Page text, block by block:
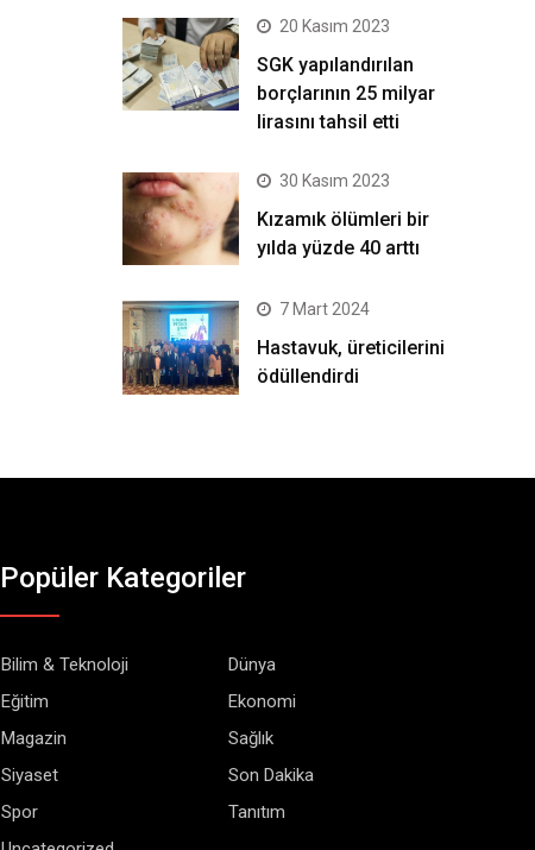
20 Kasım 2023
SGK yapılandırılan
borçlarının 25 milyar
lirasını tahsil etti
30 Kasım 2023
Kızamık ölümleri bir
yılda yüzde 40 arttı
7 Mart 2024
Hastavuk, üreticilerini
ödüllendirdi
Popüler Kategoriler
Bilim & Teknoloji
Dünya
Eğitim
Ekonomi
Magazin
Sağlık
Siyaset
Son Dakika
Spor
Tanıtım